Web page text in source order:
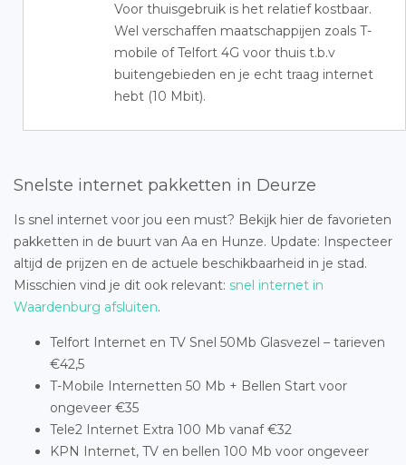
Voor thuisgebruik is het relatief kostbaar.
Wel verschaffen maatschappijen zoals T-
mobile of Telfort 4G voor thuis t.b.v
buitengebieden en je echt traag internet
hebt (10 Mbit).
Snelste internet pakketten in Deurze
Is snel internet voor jou een must? Bekijk hier de favorieten
pakketten in de buurt van Aa en Hunze. Update: Inspecteer
altijd de prijzen en de actuele beschikbaarheid in je stad.
Misschien vind je dit ook relevant: snel internet in
Waardenburg afsluiten.
Telfort Internet en TV Snel 50Mb Glasvezel – tarieven
€42,5
T-Mobile Internetten 50 Mb + Bellen Start voor
ongeveer €35
Tele2 Internet Extra 100 Mb vanaf €32
KPN Internet, TV en bellen 100 Mb voor ongeveer